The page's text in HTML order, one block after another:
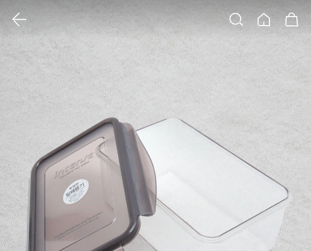
검색 장바구니
클릭 시 이미지 확대 보기 팝업 열림